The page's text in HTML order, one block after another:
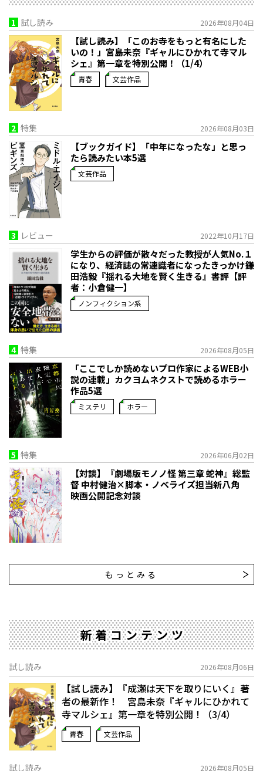
1 試し読み 2026年08月04日
【試し読み】「このお寺をもっと有名にした
いの！」宮島未奈『ギャルにひかれて寺マル
シェ』第一章を特別公開！（1/4）
青春 文芸作品
2 特集 2026年08月03日
【ブックガイド】「中年になったな」と思っ
たら読みたい本5選
文芸作品
3 レビュー 2022年10月17日
学生からの評価が散々だった教授が人気No.１
になり、経済誌の常連識者になったきっかけ――鎌
田浩毅『揺れる大地を賢く生きる』書評【評
者：小倉健一】
ノンフィクション系
4 特集 2026年08月05日
「ここでしか読めないプロ作家によるWEB小
説の連載」――カクヨムネクストで読めるホラー
作品5選
ミステリ ホラー
5 特集 2026年06月02日
【対談】『劇場版モノノ怪 第三章 蛇神』総監
督 中村健治×脚本・ノベライズ担当新八角
映画公開記念対談
もっとみる
新着コンテンツ
試し読み 2026年08月06日
【試し読み】『成瀬は天下を取りにいく』著
者の最新作！ 宮島未奈『ギャルにひかれて
寺マルシェ』第一章を特別公開！（3/4）
青春 文芸作品
試し読み 2026年08月05日